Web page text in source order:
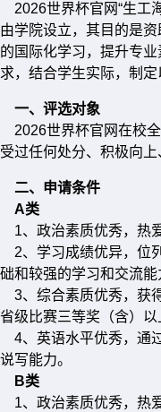
2026世界杯官网“生工
由学院设立，其目的是
的国际化学习，提升专
求，结合学生实际，制定
一、评选对象
2026世界杯官网在校
受过任何处分、积极向上
二、申请条件
A类
1、政治素质优秀，热
2、学习成绩优异，位
础和较强的学习和交流能
3、综合素质优秀，获
省级比赛三等奖（含）以
4、英语水平优秀，通
说写能力。
B类
1、政治素质优秀，热